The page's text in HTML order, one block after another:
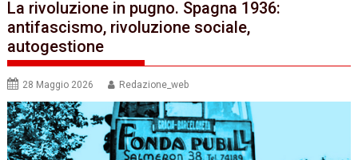
La rivoluzione in pugno. Spagna 1936:
antifascismo, rivoluzione sociale,
autogestione
28 Maggio 2026 Redazione_web